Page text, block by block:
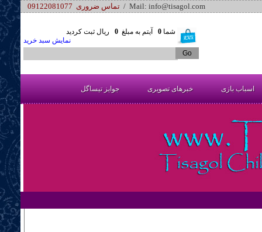
تماس ضروری 09122081077 / Mail: info@tisagol.com
شما0 آیتم به مبلغ0 ریال ثبت کردید
نمایش سبد خرید
اسباب بازی خبرهای تصویری جوایز تیساگل